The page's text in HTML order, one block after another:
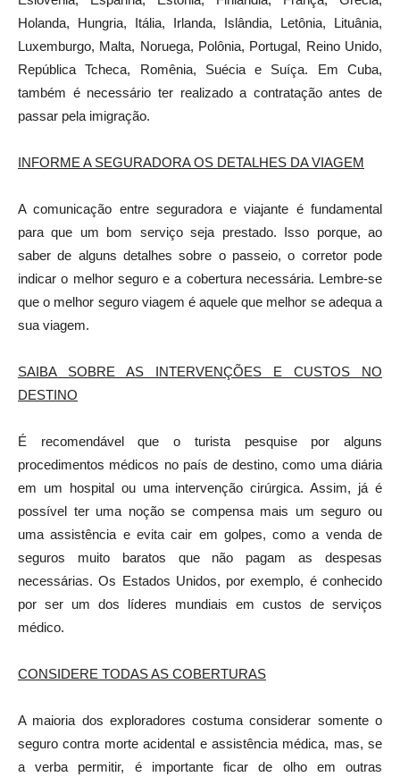
Holanda, Hungria, Itália, Irlanda, Islândia, Letônia, Lituânia,
Luxemburgo, Malta, Noruega, Polônia, Portugal, Reino Unido,
República Tcheca, Romênia, Suécia e Suíça. Em Cuba,
também é necessário ter realizado a contratação antes de
passar pela imigração.
INFORME A SEGURADORA OS DETALHES DA VIAGEM
A comunicação entre seguradora e viajante é fundamental
para que um bom serviço seja prestado. Isso porque, ao
saber de alguns detalhes sobre o passeio, o corretor pode
indicar o melhor seguro e a cobertura necessária. Lembre-se
que o melhor seguro viagem é aquele que melhor se adequa a
sua viagem.
SAIBA SOBRE AS INTERVENÇÕES E CUSTOS NO
DESTINO
É recomendável que o turista pesquise por alguns
procedimentos médicos no país de destino, como uma diária
em um hospital ou uma intervenção cirúrgica. Assim, já é
possível ter uma noção se compensa mais um seguro ou
uma assistência e evita cair em golpes, como a venda de
seguros muito baratos que não pagam as despesas
necessárias. Os Estados Unidos, por exemplo, é conhecido
por ser um dos líderes mundiais em custos de serviços
médico.
CONSIDERE TODAS AS COBERTURAS
A maioria dos exploradores costuma considerar somente o
seguro contra morte acidental e assistência médica, mas, se
a verba permitir, é importante ficar de olho em outras